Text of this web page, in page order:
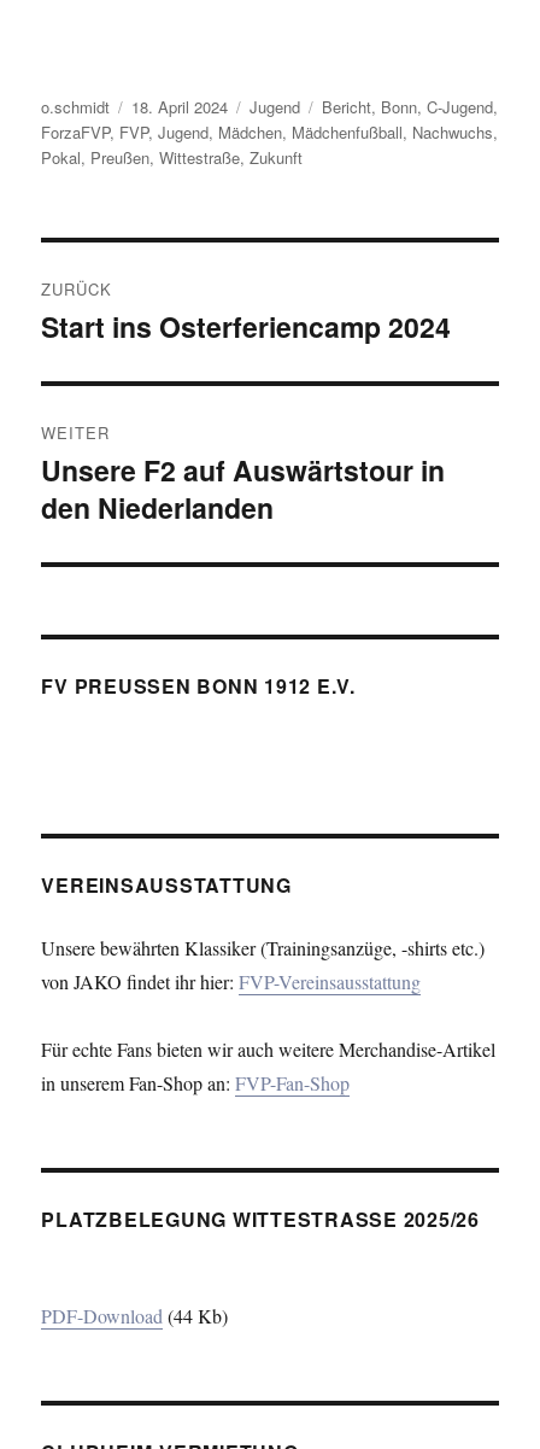
Autor
o.schmidt
Veröffentlicht
am
18. April 2024 Kategorien
Jugend Schlagwörter
Bericht, Bonn,C-Jugend,
ForzaFVP, FVP,Jugend, Mädchen, Mädchenfußball, Nachwuchs,
Pokal, Preußen,Wittestraße,Zukunft
ZURÜCK
Vorheriger
Start ins Osterferiencamp 2024
WEITER
Nächster
Beitrag:
Unsere F2 auf Auswärtstour in
den Niederlanden
FV PREUSSEN BONN 1912 E.V.
VEREINSAUSSTATTUNG
Unsere bewährten Klassiker (Trainingsanzüge, -shirts etc.)
von JAKO findet ihr hier:FVP-Vereinsausstattung
Für echte Fans bieten wir auch weitere Merchandise-Artikel
in unserem Fan-Shop an:FVP-Fan-Shop
PLATZBELEGUNG WITTESTRASSE 2025/26
PDF-Download(44 Kb)